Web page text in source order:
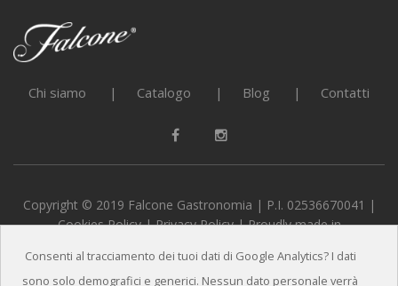
Chi siamo Catalogo Blog Contatti
Copyright © 2019 Falcone Gastronomia | P.I. 02536670041 |
Cookies Policy|Privacy Policy| Proudly made in
Consenti al tracciamento dei tuoi dati di Google Analytics? I dati
sono solo demografici e generici. Nessun dato personale verrà